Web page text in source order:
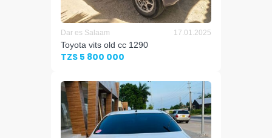
Dar es Salaam 17.01.2025
Toyota vits old cc 1290
TZS 5 800 000